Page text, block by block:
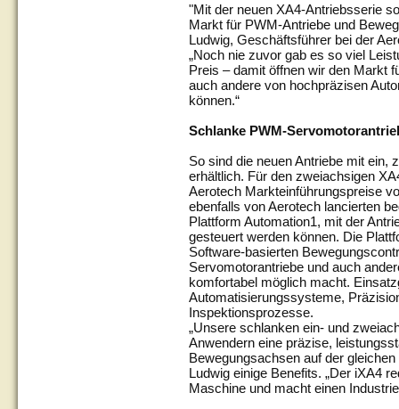
"Mit der neuen XA4-Antriebsserie
Markt für PWM-Antriebe und
Ludwig, Geschäftsführer bei der
„Noch nie zuvor gab es so viel
Preis – damit öffnen wir den Markt
auch andere von hochpräzisen
können.“
Schlanke PWM-
So sind die neuen Antriebe mit ein,
erhältlich. Für den zweiachsigen
Aerotech Markteinführungspreise
ebenfalls von Aerotech lancierten
Plattform Automation1, mit der
gesteuert werden können. Die
Software-basierten
Servomotorantriebe und auch
komfortabel möglich macht.
Automatisierungssysteme,
Inspektionsprozesse.
„Unsere schlanken ein- und
Anwendern eine präzise,
Bewegungsachsen auf der
Ludwig einige Benefits. „Der iXA4
Maschine und macht einen